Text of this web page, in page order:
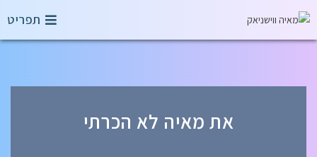
תפריט
את מאיה לא הכרתי